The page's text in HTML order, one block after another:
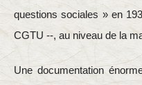
questions sociales » en
CGTU ‑‑, au niveau de la
Une documentation